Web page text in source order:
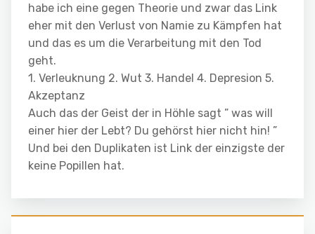
habe ich eine gegen Theorie und zwar das Link
eher mit den Verlust von Namie zu Kämpfen hat
und das es um die Verarbeitung mit den Tod
geht.
1. Verleuknung 2. Wut 3. Handel 4. Depresion 5.
Akzeptanz
Auch das der Geist der in Höhle sagt ” was will
einer hier der Lebt? Du gehörst hier nicht hin! ”
Und bei den Duplikaten ist Link der einzigste der
keine Popillen hat.